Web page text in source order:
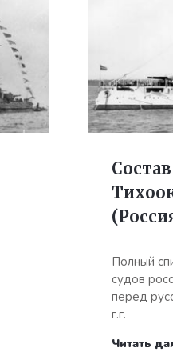
Полный
судов
перед
г.г.
Читать